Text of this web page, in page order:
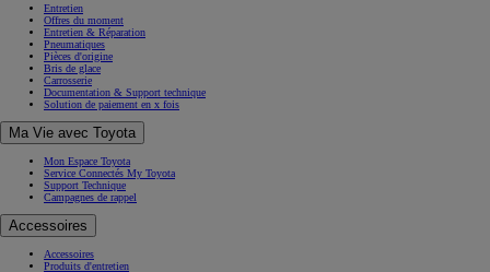
Entretien
Offres du moment
Entretien & Réparation
Pneumatiques
Pièces d'origine
Bris de glace
Carrosserie
Documentation & Support technique
Solution de paiement en x fois
Ma Vie avec Toyota
Mon Espace Toyota
Service Connectés My Toyota
Support Technique
Campagnes de rappel
Accessoires
Accessoires
Produits d'entretien